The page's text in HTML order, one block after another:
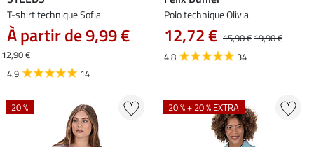
T-shirt technique Sofia
À partir de 9,99 €
12,90 €
4.9
14
Polo technique Olivia
12,72 € 15,90 €19,90 €
4.8
34
20 % 20 % + 20 % EXTRA